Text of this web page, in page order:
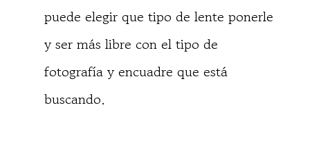
puede elegir que tipo de lente ponerle
y ser más libre con el tipo de
fotografía y encuadre que está
buscando.